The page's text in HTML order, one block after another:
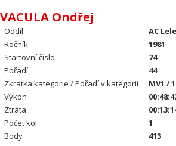
VACULA Ondřej
Oddíl
AC
Ročník
1981
Startovní číslo
74
Pořadí
44
Zkratka kategorie / Pořadí v kategorii
MV1 /
Výkon
Ztráta
Počet kol
1
Body
413